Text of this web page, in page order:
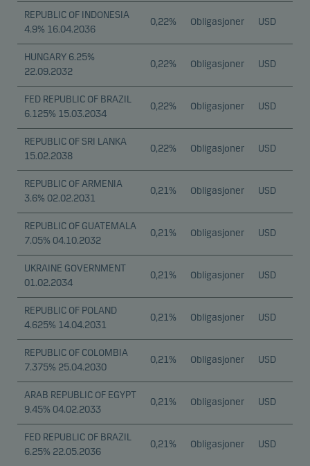
REPUBLIC OF INDONESIA
4.9% 16.04.2036
0,22% Obligasjoner USD
HUNGARY 6.25%
22.09.2032
0,22% Obligasjoner USD
FED REPUBLIC OF BRAZIL
6.125% 15.03.2034
0,22% Obligasjoner USD
REPUBLIC OF SRI LANKA
15.02.2038
0,22% Obligasjoner USD
REPUBLIC OF ARMENIA
3.6% 02.02.2031
0,21% Obligasjoner USD
REPUBLIC OF GUATEMALA
7.05% 04.10.2032
0,21% Obligasjoner USD
UKRAINE GOVERNMENT
01.02.2034
0,21% Obligasjoner USD
REPUBLIC OF POLAND
4.625% 14.04.2031
0,21% Obligasjoner USD
REPUBLIC OF COLOMBIA
7.375% 25.04.2030
0,21% Obligasjoner USD
ARAB REPUBLIC OF EGYPT
9.45% 04.02.2033
0,21% Obligasjoner USD
FED REPUBLIC OF BRAZIL
6.25% 22.05.2036
0,21% Obligasjoner USD